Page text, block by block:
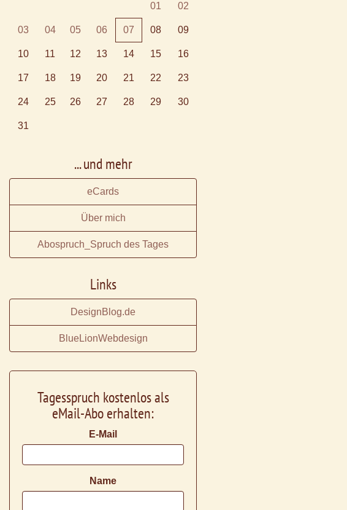
01 02
03 04 05 06 07 08 09
10 11 12 13 14 15 16
17 18 19 20 21 22 23
24 25 26 27 28 29 30
31
... und mehr
eCards
Über mich
Abospruch_Spruch des Tages
Links
DesignBlog.de
BlueLionWebdesign
Tagesspruch kostenlos als
eMail-Abo erhalten:
E-Mail
Name